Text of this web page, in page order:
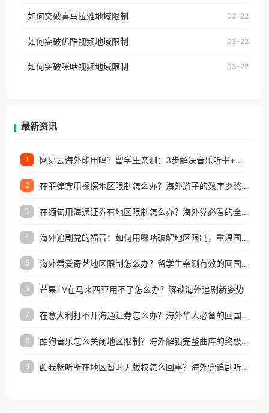
台湾、美国、加拿大、澳大利亚、欧洲等国家和地区
权限制所困扰。
国、加拿大、澳大利亚、欧洲等国家和地区时，网易
制问题，且仅能在中国大陆地区播放。 遇到这个问题
户收听网易云音乐地区版权限制」的问题，无论人在
如何突破喜马拉雅地域限制 03-22
如何突破优酷视频地域限制 03-22
如何突破咪咕视频地域限制 03-22
最新资讯
1 网易云海外能用吗？留学生亲测：3步解决音乐听书+银行视频地区限制
2 在菲律宾用探探地区限制怎么办？海外游子的数字乡愁与破局之道
3 在缅甸用海通证券有地区限制怎么办？海外党必看的全场景回国加速指南
4 海外追剧党的福音：如何用咪咕破解地区限制，重温国内精彩
5 海外看爱奇艺地区限制怎么办？留学生亲测有效的回国加速器选择指南
6 芒果TV在马来西亚用不了怎么办？解锁海外追剧新姿势
7 在意大利打不开海通证券怎么办？海外华人必备的回国加速指南（附2026世界杯观赛秘籍）
8 酷狗音乐怎么关闭地区限制？海外解锁完整曲库的终极指南
9 酷我畅听所在地区暂时无版权怎么回事？海外党追剧听歌的破局指南